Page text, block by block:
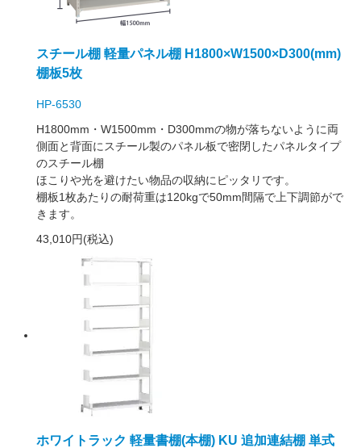
スチール棚 軽量パネル棚 H1800×W1500×D300(mm)
棚板5枚
HP-6530
H1800mm・W1500mm・D300mmの物が落ちないように両
側面と背面にスチール製のパネル板で密閉したパネルタイプ
のスチール棚
ほこりや光を避けたい物品の収納にピッタリです。
棚板1枚あたりの耐荷重は120kgで50mm間隔で上下調節がで
きます。
43,010円(税込)
ホワイトラック 軽量書棚(本棚) KU 追加連結棚 単式